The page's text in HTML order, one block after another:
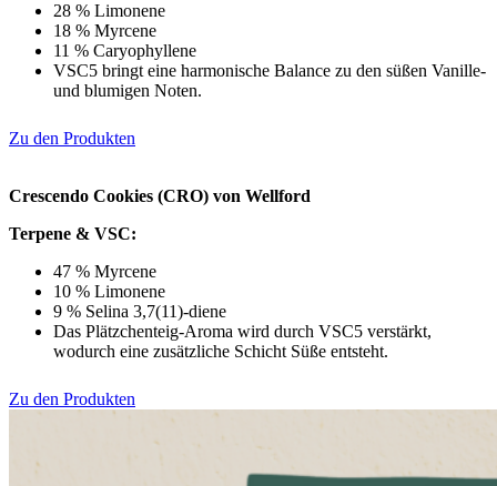
28 % Limonene
18 % Myrcene
11 % Caryophyllene
VSC5 bringt eine harmonische Balance zu den süßen Vanille-
und blumigen Noten.
Zu den Produkten
Crescendo Cookies (CRO) von Wellford
Terpene & VSC:
47 % Myrcene
10 % Limonene
9 % Selina 3,7(11)-diene
Das Plätzchenteig-Aroma wird durch VSC5 verstärkt,
wodurch eine zusätzliche Schicht Süße entsteht.
Zu den Produkten